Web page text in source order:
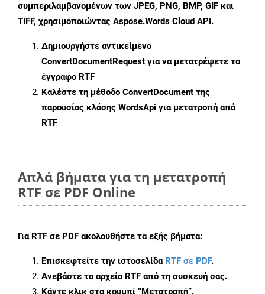
συμπεριλαμβανομένων των JPEG, PNG, BMP, GIF και
TIFF, χρησιμοποιώντας Aspose.Words Cloud API.
Δημιουργήστε αντικείμενο
ConvertDocumentRequest για να μετατρέψετε το
έγγραφο RTF
Καλέστε τη μέθοδο ConvertDocument της
παρουσίας κλάσης WordsApi για μετατροπή από
RTF
Απλά βήματα για τη μετατροπή
RTF σε PDF Online
Για RTF σε PDF ακολουθήστε τα εξής βήματα:
Επισκεφτείτε την ιστοσελίδα RTF σε PDF.
Ανεβάστε το αρχείο RTF από τη συσκευή σας.
Κάντε κλικ στο κουμπί “Μετατροπή”.